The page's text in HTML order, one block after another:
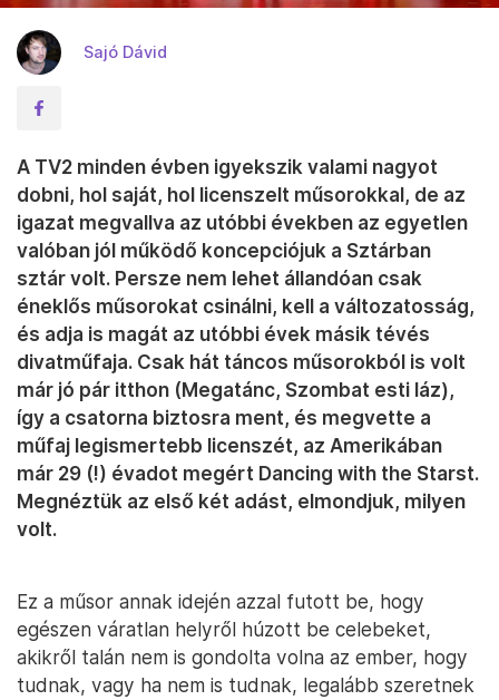
Sajó Dávid
A TV2 minden évben igyekszik valami nagyot
dobni, hol saját, hol licenszelt műsorokkal, de az
igazat megvallva az utóbbi években az egyetlen
valóban jól működő koncepciójuk a Sztárban
sztár volt. Persze nem lehet állandóan csak
éneklős műsorokat csinálni, kell a változatosság,
és adja is magát az utóbbi évek másik tévés
divatműfaja. Csak hát táncos műsorokból is volt
már jó pár itthon (Megatánc, Szombat esti láz),
így a csatorna biztosra ment, és megvette a
műfaj legismertebb licenszét, az Amerikában
már 29 (!) évadot megért Dancing with the Starst.
Megnéztük az első két adást, elmondjuk, milyen
volt.
Ez a műsor annak idején azzal futott be, hogy
egészen váratlan helyről húzott be celebeket,
akikről talán nem is gondolta volna az ember, hogy
tudnak, vagy ha nem is tudnak, legalább szeretnek